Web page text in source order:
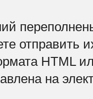
отправить
HTML
на